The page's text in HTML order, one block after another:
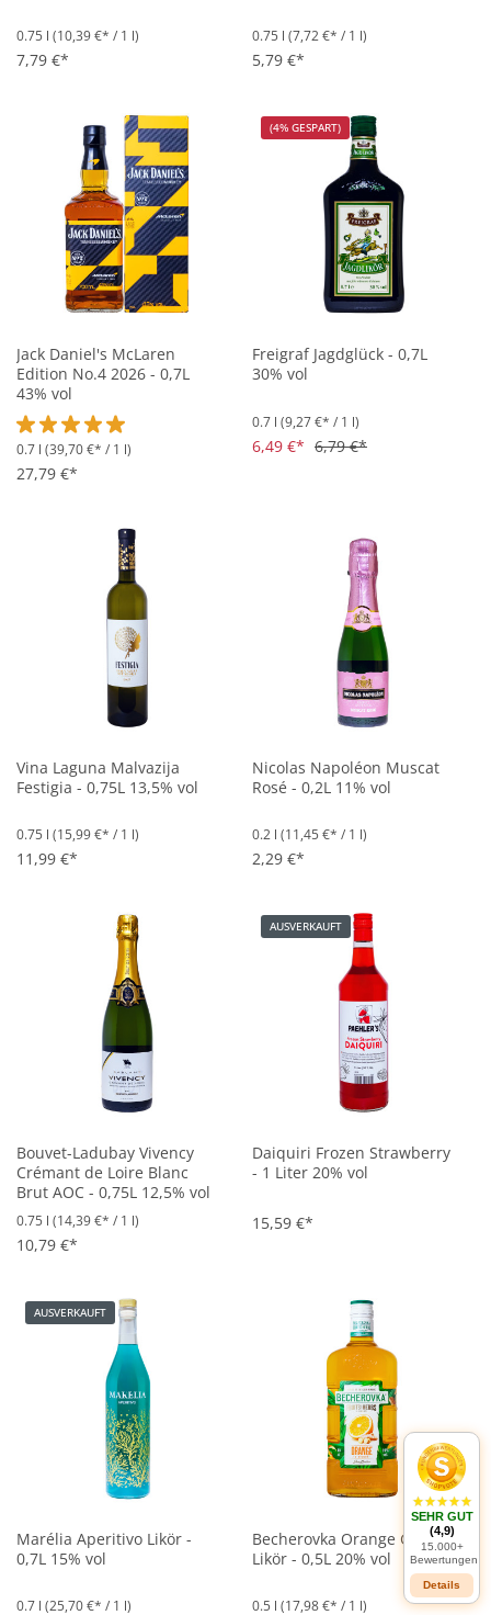
0.75 l (10,39 €* / 1 l)
7,79 €*
0.75 l (7,72 €* / 1 l)
5,79 €*
Jack Daniel's McLaren
Edition No.4 2026 - 0,7L
43% vol
Durchschnittliche Bewertung von 5 von 5 Sternen
0.7 l (39,70 €* / 1 l)
27,79 €*
(4% GESPART)
Freigraf Jagdglück - 0,7L
30% vol
0.7 l (9,27 €* / 1 l)
6,49 €* 6,79 €*
Vina Laguna Malvazija
Festigia - 0,75L 13,5% vol
0.75 l (15,99 €* / 1 l)
11,99 €*
Nicolas Napoléon Muscat
Rosé - 0,2L 11% vol
0.2 l (11,45 €* / 1 l)
2,29 €*
Bouvet-Ladubay Vivency
Crémant de Loire Blanc
Brut AOC - 0,75L 12,5% vol
0.75 l (14,39 €* / 1 l)
10,79 €*
AUSVERKAUFT
Daiquiri Frozen Strawberry
- 1 Liter 20% vol
15,59 €*
AUSVERKAUFT
Marélia Aperitivo Likör -
0,7L 15% vol
0.7 l (25,70 €* / 1 l)
Becherovka Orange Ginger
Likör - 0,5L 20% vol
0.5 l (17,98 €* / 1 l)
SEHR GUT
(4,9)
15.000+
Bewertungen
Details